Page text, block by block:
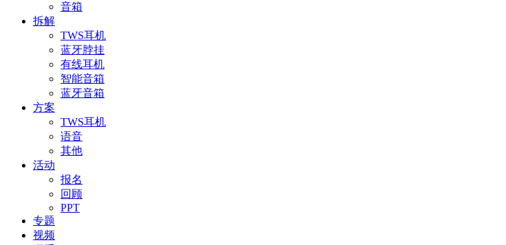
音箱
拆解
TWS耳机
蓝牙脖挂
有线耳机
智能音箱
蓝牙音箱
方案
TWS耳机
语音
其他
活动
报名
回顾
PPT
专题
视频